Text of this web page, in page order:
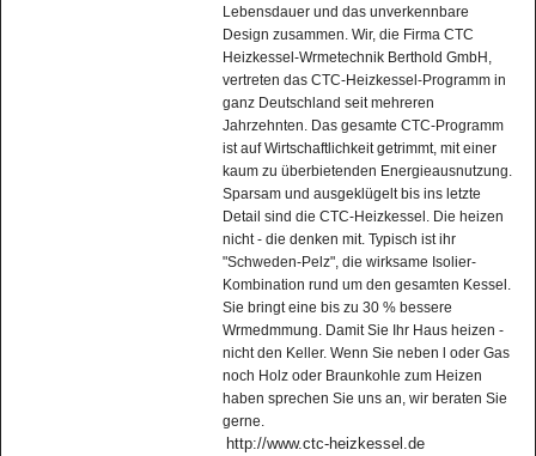
Lebensdauer und das unverkennbare
Design zusammen. Wir, die Firma CTC
Heizkessel-Wrmetechnik Berthold GmbH,
vertreten das CTC-Heizkessel-Programm in
ganz Deutschland seit mehreren
Jahrzehnten. Das gesamte CTC-Programm
ist auf Wirtschaftlichkeit getrimmt, mit einer
kaum zu überbietenden Energieausnutzung.
Sparsam und ausgeklügelt bis ins letzte
Detail sind die CTC-Heizkessel. Die heizen
nicht - die denken mit. Typisch ist ihr
"Schweden-Pelz", die wirksame Isolier-
Kombination rund um den gesamten Kessel.
Sie bringt eine bis zu 30 % bessere
Wrmedmmung. Damit Sie Ihr Haus heizen -
nicht den Keller. Wenn Sie neben l oder Gas
noch Holz oder Braunkohle zum Heizen
haben sprechen Sie uns an, wir beraten Sie
gerne.
http://www.ctc-heizkessel.de